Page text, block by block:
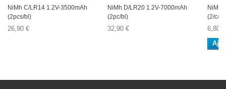
NiMh C/LR14 1.2V-3500mAh
(2pcs/bl)
26,90 €
NiMh D/LR20 1.2V-7000mAh
(2pc/bl)
32,90 €
NiMH
(2/
6,80 €